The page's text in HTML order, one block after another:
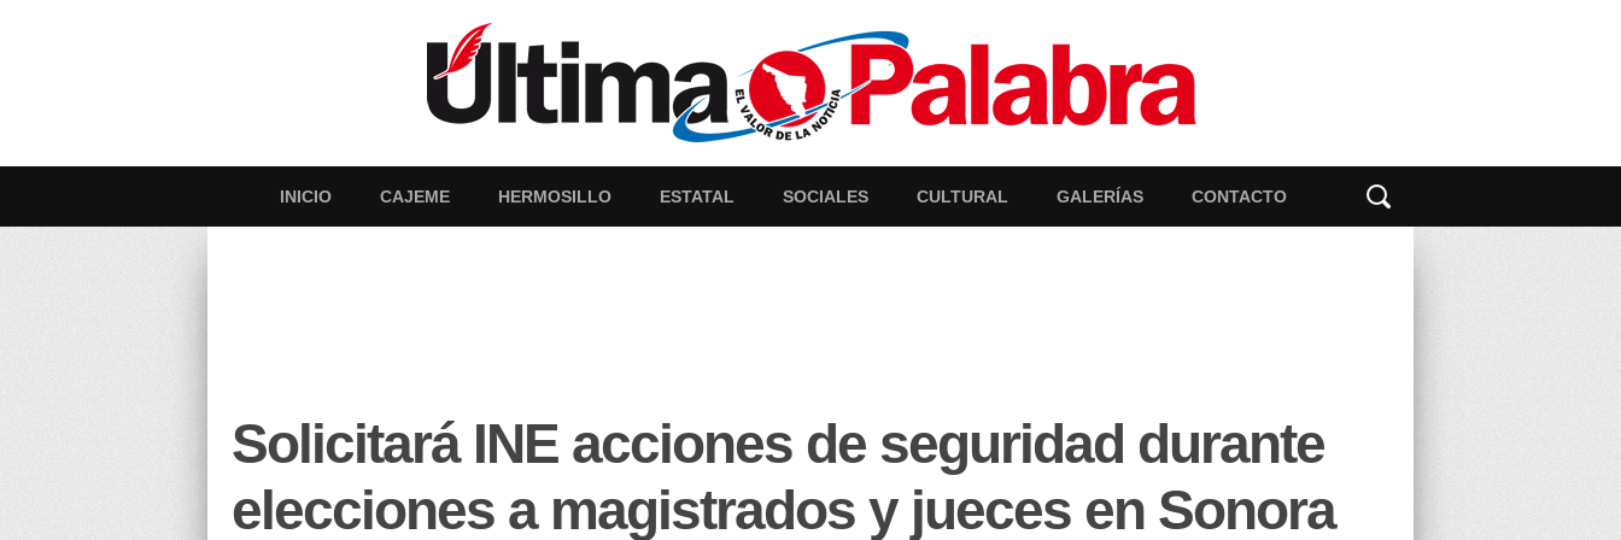
INICIO CAJEME HERMOSILLO ESTATAL SOCIALES CULTURAL GALERÍAS CONTACTO
Solicitará INE acciones de seguridad durante
elecciones a magistrados y jueces en Sonora